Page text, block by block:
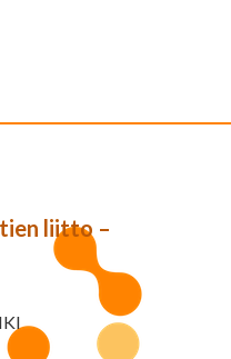
liitto –